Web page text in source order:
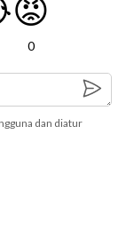
😡
0
dan diatur